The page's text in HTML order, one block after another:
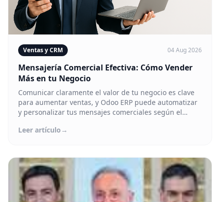
Ventas y CRM 04 Aug 2026
Mensajería Comercial Efectiva: Cómo Vender
Más en tu Negocio
Comunicar claramente el valor de tu negocio es clave
para aumentar ventas, y Odoo ERP puede automatizar
y personalizar tus mensajes comerciales según el
Leer artículo →